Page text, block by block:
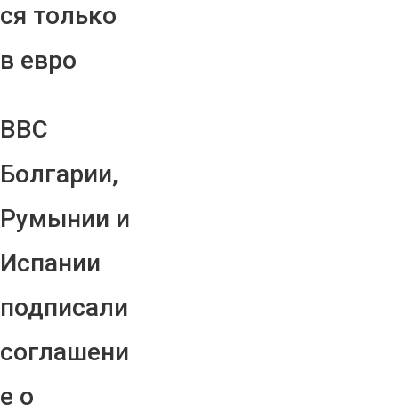
ся только
в евро
ВВС
Болгарии,
Румынии и
Испании
подписали
соглашени
е о